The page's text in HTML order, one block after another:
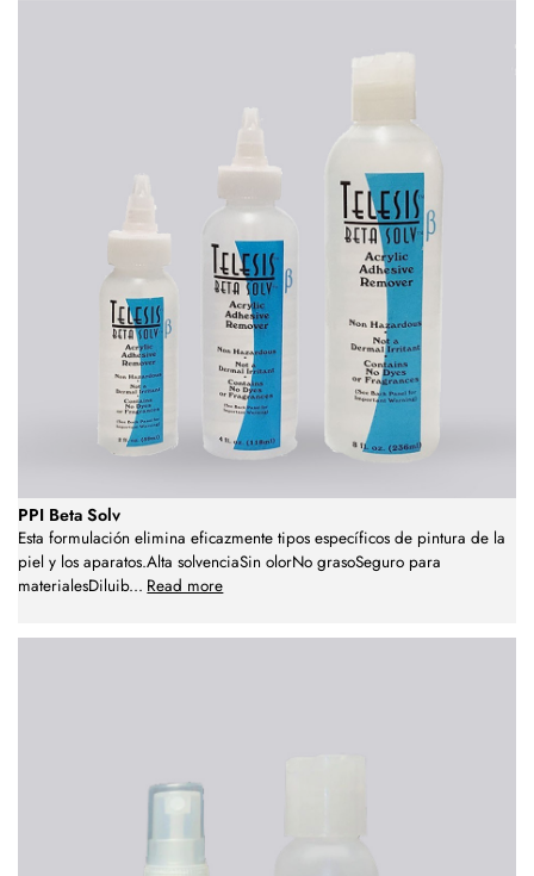
PPI Beta Solv
Esta formulación elimina eficazmente tipos específicos de pintura de la
piel y los aparatos.Alta solvenciaSin olorNo grasoSeguro para
materialesDiluib... Read more